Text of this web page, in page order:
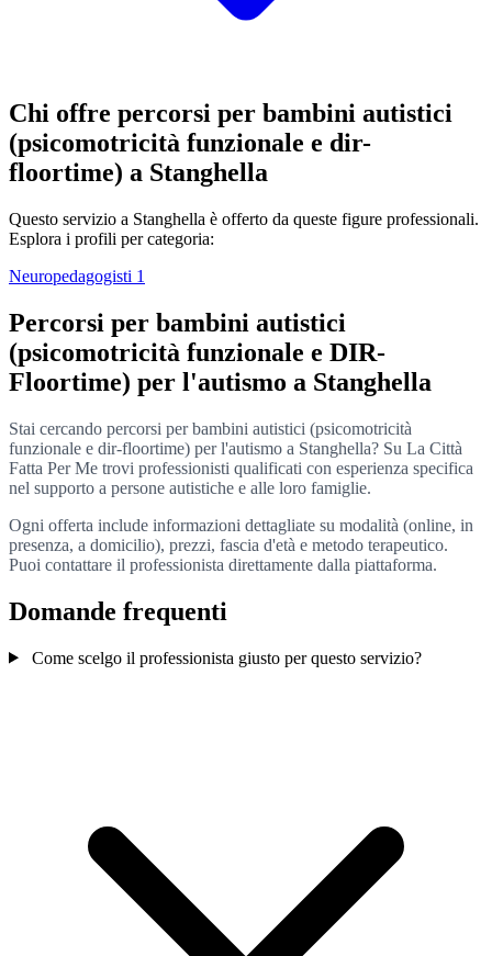
Chi offre percorsi per bambini autistici
(psicomotricità funzionale e dir-
floortime) a Stanghella
Questo servizio a Stanghella è offerto da queste figure professionali.
Esplora i profili per categoria:
Neuropedagogisti 1
Percorsi per bambini autistici
(psicomotricità funzionale e DIR-
Floortime) per l'autismo a Stanghella
Stai cercando percorsi per bambini autistici (psicomotricità
funzionale e dir-floortime) per l'autismo a Stanghella? Su La Città
Fatta Per Me trovi professionisti qualificati con esperienza specifica
nel supporto a persone autistiche e alle loro famiglie.
Ogni offerta include informazioni dettagliate su modalità (online, in
presenza, a domicilio), prezzi, fascia d'età e metodo terapeutico.
Puoi contattare il professionista direttamente dalla piattaforma.
Domande frequenti
Come scelgo il professionista giusto per questo servizio?